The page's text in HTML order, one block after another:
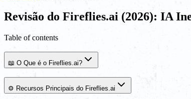
Revisão do Fireflies.ai (2026): IA
Table of contents
📖 O Que é o Fireflies.ai?
⚙️ Recursos Principais do Fireflies.ai